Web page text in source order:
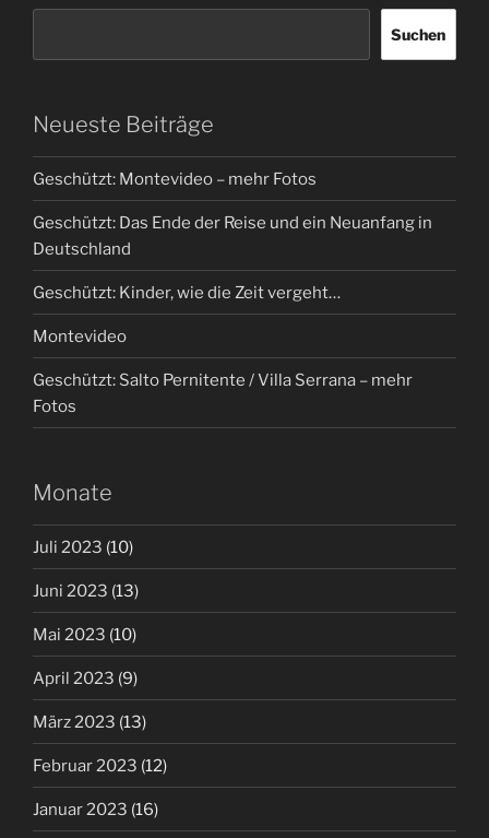
Suchen
Neueste Beiträge
Geschützt: Montevideo – mehr Fotos
Geschützt: Das Ende der Reise und ein Neuanfang in
Deutschland
Geschützt: Kinder, wie die Zeit vergeht…
Montevideo
Geschützt: Salto Pernitente / Villa Serrana – mehr
Fotos
Monate
Juli 2023 (10)
Juni 2023 (13)
Mai 2023 (10)
April 2023 (9)
März 2023 (13)
Februar 2023 (12)
Januar 2023 (16)